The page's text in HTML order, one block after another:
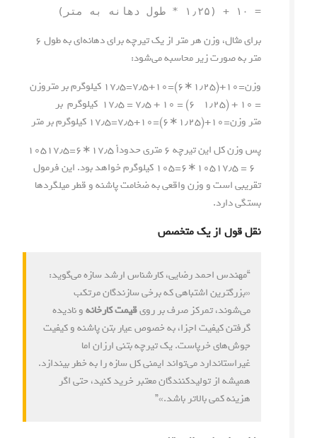
= ۱۰ + (۱٫۲۵ * طول دهانه به متر)
برای مثال، وزن هر متر از یک تیرچه برای دهانه‌ای به طول ۶
متر به صورت زیر محاسبه می‌شود:
وزن=۱۰+(۱٫۲۵∗۶)=۱۰+۷٫۵=۱۷٫۵ کیلوگرم بر متروزن
= ۱۰ + (۱٫۲۵ * ۶) = ۱۰ + ۷٫۵ = ۱۷٫۵ کیلوگرم بر
متروزن=۱۰+
(۱٫۲۵ ∗۶)
=۱۰+۷٫۵=۱۷٫۵ کیلوگرمبرمتر
پس وزن کل این تیرچه ۶ متری حدوداً
۱۷٫۵∗۶=۱۰۵۱۷٫۵
۱۷٫۵ ∗۶=۱۰۵ کیلوگرم خواهد بود. این فرمول
تقریبی است و وزن واقعی به ضخامت پاشنه و قطر میلگردها
بستگی دارد.
نقل قول از یک متخصص
“مهندس احمد رضایی، کارشناس ارشد سازه می‌گوید:
«بزرگترین اشتباهی که برخی سازندگان مرتکب
می‌شوند، تمرکز صرف بر رویقیمت کارخانهو نادیده
گرفتن کیفیت اجزا، به خصوص عیار بتن پاشنه و کیفیت
جوش‌های خرپاست. یک تیرچه بتنی ارزان اما
غیراستاندارد می‌تواند ایمنی کل سازه را به خطر بیندازد.
همیشه از تولیدکنندگان معتبر خرید کنید، حتی اگر
هزینه کمی بالاتر باشد.»”